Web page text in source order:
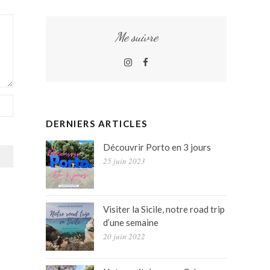
Me suivre
Instagram
DERNIERS ARTICLES
Découvrir Porto en 3 jours
25 juin 2023
Visiter la Sicile, notre road trip
d’une semaine
20 juin 2022